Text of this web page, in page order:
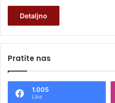
Detaljno
Pratite nas
1.005
Like